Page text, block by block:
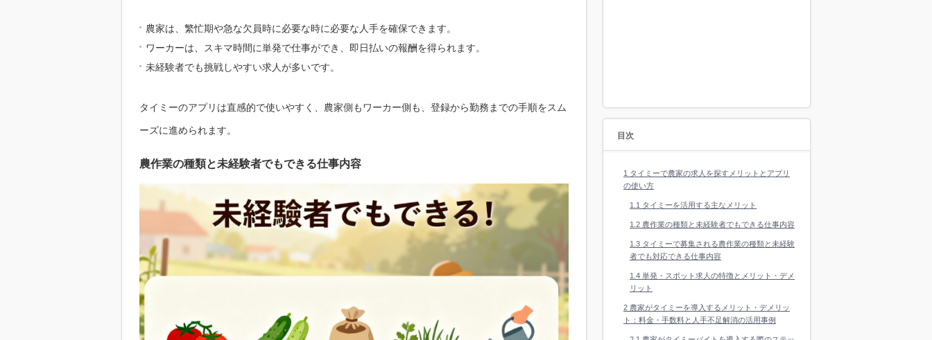
農家は、繁忙期や急な欠員時に必要な時に必要な人手を確保できます。
ワーカーは、スキマ時間に単発で仕事ができ、即日払いの報酬を得られます。
未経験者でも挑戦しやすい求人が多いです。
タイミー のアプリは直感的で使いやすく、農家側もワーカー側も、登録から勤務までの手順をスム
ーズに進められます。
農作業の種類と未経験者でもできる仕事内容
目次
1 タイミー で農家 の求人を探すメリットとアプリ
の使い方
1.1 タイミーを活用する主なメリット
1.2 農作業の種類と未経験者でもできる仕事内容
1.3 タイミー で募集される農作業の種類と未経験
者でも対応できる仕事内容
1.4 単発・スポット求人の特徴とメリット・デメ
リット
2 農家がタイミーを導入するメリット・デメリッ
ト：料金・手数料と人手不足解消の活用事例